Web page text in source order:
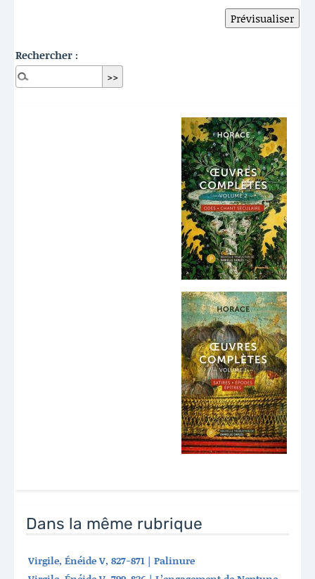
Rechercher :
Dernières publications
Dans la même rubrique
Virgile, Énéide V, 827-871 | Palinure